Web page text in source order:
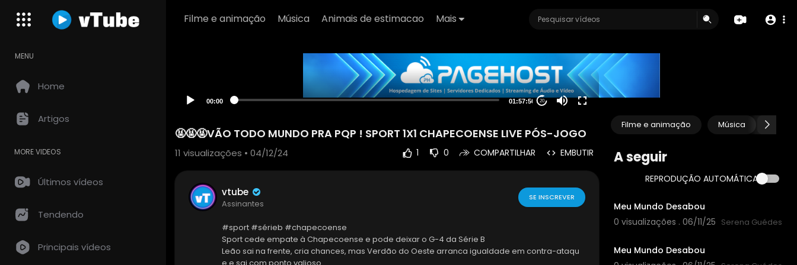
Filme e animação Música Animais de estimacao Mais
MENU
Home
Artigos
MORE VIDEOS
Últimos vídeos
Tendendo
Principais vídeos
00:00 01:57:50 20
Filme e animação Música
A seguir
REPRODUÇÃO AUTOMÁTICA
00:00:49
Meu Mundo Desabou
0 visualizações . 06/11/25 Serena Guédes
Meu Mundo Desabou
🤬🤬🤬VÃO TODO MUNDO PRA PQP ! SPORT 1X1 CHAPECOENSE LIVE PÓS-JOGO
11 visualizações • 04/12/24 1 0 COMPARTILHAR EMBUTIR
vtube
Assinantes
SE INSCREVER
#sport #sérieb #chapecoense
Sport cede empate à Chapecoense e pode deixar o G-4 da Série B
Leão sai na frente, cria chances, mas Verdão do Oeste arranca igualdade em contra-ataqu